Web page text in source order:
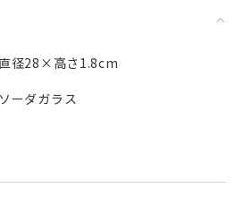
径28×高さ1.8cm
ソーダガラス